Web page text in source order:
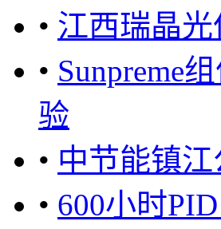
• 江西瑞晶
• Sunpreme
验
• 中节能镇
• 600小时